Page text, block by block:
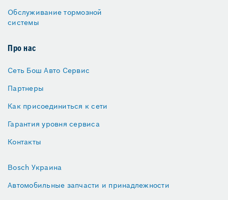
Обслуживание тормозной
системы
Про нас
Сеть Бош Авто Сервис
Партнеры
Как присоединиться к сети
Гарантия уровня сервиса
Контакты
Bosch Украина
Автомобильные запчасти и принадлежности